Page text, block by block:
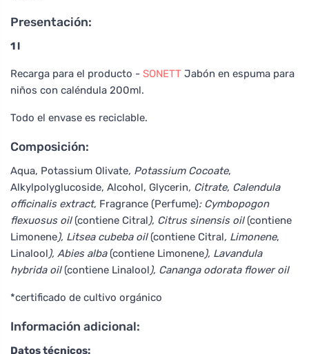
Presentación:
1 l
Recarga para el producto - SONETT Jabón en espuma para
niños con caléndula 200ml.
Todo el envase es reciclable.
Composición:
Aqua, Potassium Olivate, Potassium Cocoate,
Alkylpolyglucoside, Alcohol, Glycerin, Citrate, Calendula
officinalis extract, Fragrance (Perfume): Cymbopogon
flexuosus oil(contiene Citral ), Citrus sinensis oil(contiene
Limonene), Litsea cubeba oil(contiene Citral, Limonene,
Linalool ), Abies alba(contiene Limonene), Lavandula
hybrida oil(contiene Linalool ), Cananga odorata flower oil
*certificado de cultivo orgánico
Información adicional:
Datos técnicos: